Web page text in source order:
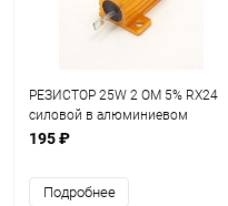
РЕЗИСТОР 25W 2 OM 5% RX24
силовой в алюминиевом
корпусе
195 ₽
Подробнее